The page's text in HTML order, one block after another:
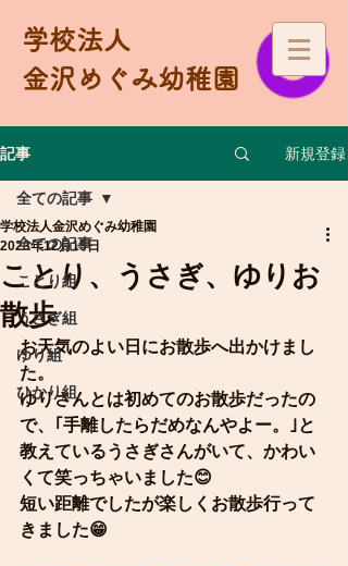
学校法人
金沢めぐみ幼稚園
記事 新規登録
全ての記事
ことり組
うさぎ組
ゆり組
ひかり組
全ての記事
ことり、うさぎ、ゆりお
散歩
学校法人金沢めぐみ幼稚園
2023年12月15日
お天気のよい日にお散歩へ出かけまし
た。
ゆりさんとは初めてのお散歩だったの
で、｢手離したらだめなんやよー。｣と
教えているうさぎさんがいて、かわい
くて笑っちゃいました😊
短い距離でしたが楽しくお散歩行って
きました😁